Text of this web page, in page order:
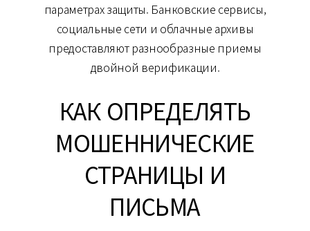
параметрах защиты. Банковские сервисы,
социальные сети и облачные архивы
предоставляют разнообразные приемы
двойной верификации.
КАК ОПРЕДЕЛЯТЬ
МОШЕННИЧЕСКИЕ
СТРАНИЦЫ И
ПИСЬМА